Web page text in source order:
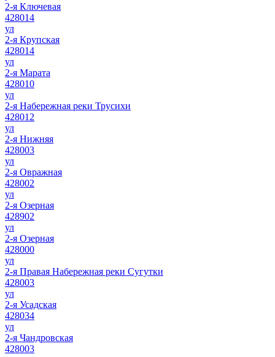
2-я Ключевая
428014
ул
2-я Крупская
428014
ул
2-я Марата
428010
ул
2-я Набережная реки Трусихи
428012
ул
2-я Нижняя
428003
ул
2-я Овражная
428002
ул
2-я Озерная
428902
ул
2-я Озерная
428000
ул
2-я Правая Набережная реки Сугутки
428003
ул
2-я Усадская
428034
ул
2-я Чандровская
428003